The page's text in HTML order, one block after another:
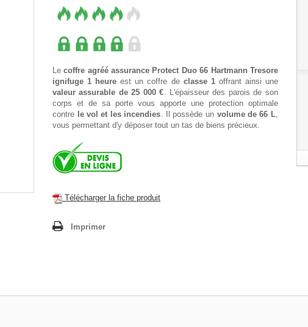
Lecoffre agréé assurance Protect Duo 66 Hartmann Tresore
ignifuge 1 heureest un coffre de classe 1offrant ainsi une
valeur assurable de 25 000 €. L'épaisseur des parois de son
corps et de sa porte vous apporte une protection optimale
contre le vol et les incendies. Il possède un volume de 66 L,
vous permettant d'y déposer tout un tas de biens précieux.
Télécharger la fiche produit
Imprimer